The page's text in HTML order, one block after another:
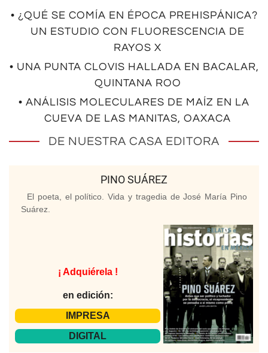
• ¿QUÉ SE COMÍA EN ÉPOCA PREHISPÁNICA?
UN ESTUDIO CON FLUORESCENCIA DE
RAYOS X
• UNA PUNTA CLOVIS HALLADA EN BACALAR,
QUINTANA ROO
• ANÁLISIS MOLECULARES DE MAÍZ EN LA
CUEVA DE LAS MANITAS, OAXACA
DE NUESTRA CASA EDITORA
PINO SUÁREZ
El poeta, el político. Vida y tragedia de José María Pino
Suárez.
¡ Adquiérela !
en edición:
IMPRESA
DIGITAL